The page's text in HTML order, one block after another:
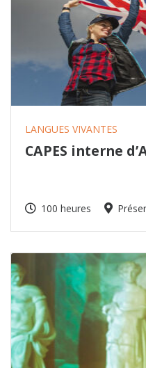
LANGUES VIVANTES
CAPES interne
100 heures